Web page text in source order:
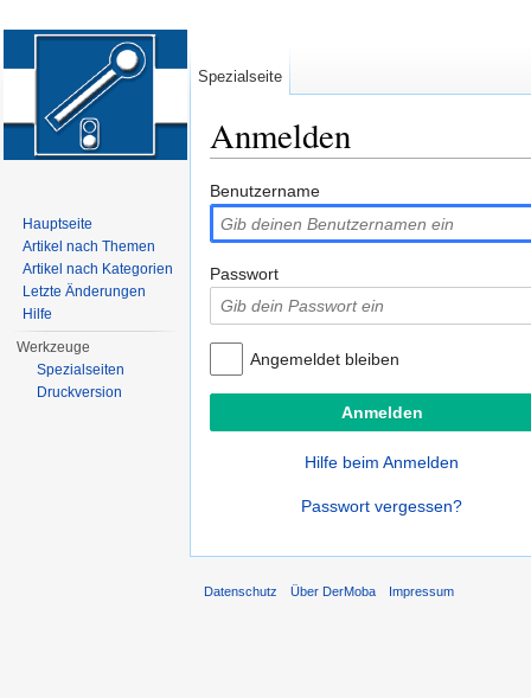
Anmelden
Benutzername
Passwort
Angemeldet bleiben
Hilfe beim Anmelden
Passwort vergessen?
Spezialseite
Hauptseite
Artikel nach Themen
Artikel nach Kategorien
Letzte Änderungen
Hilfe
Werkzeuge
Spezialseiten
Druckversion
Datenschutz Über DerMoba Impressum